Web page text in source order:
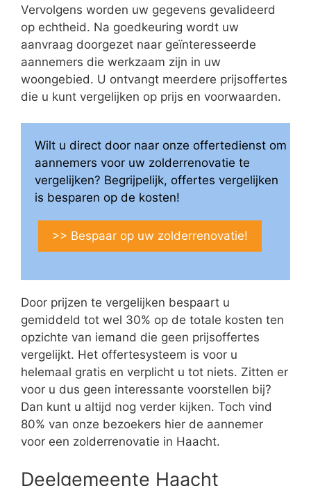
Vervolgens worden uw gegevens gevalideerd
op echtheid. Na goedkeuring wordt uw
aanvraag doorgezet naar geïnteresseerde
aannemers die werkzaam zijn in uw
woongebied. U ontvangt meerdere prijsoffertes
die u kunt vergelijken op prijs en voorwaarden.
Wilt u direct door naar onze offertedienst om
aannemers voor uw zolderrenovatie te
vergelijken? Begrijpelijk, offertes vergelijken
is besparen op de kosten!
>> Bespaar op uw zolderrenovatie!
Door prijzen te vergelijken bespaart u
gemiddeld tot wel 30% op de totale kosten ten
opzichte van iemand die geen prijsoffertes
vergelijkt. Het offertesysteem is voor u
helemaal gratis en verplicht u tot niets. Zitten er
voor u dus geen interessante voorstellen bij?
Dan kunt u altijd nog verder kijken. Toch vind
80% van onze bezoekers hier de aannemer
voor een zolderrenovatie in Haacht.
Deelgemeente Haacht